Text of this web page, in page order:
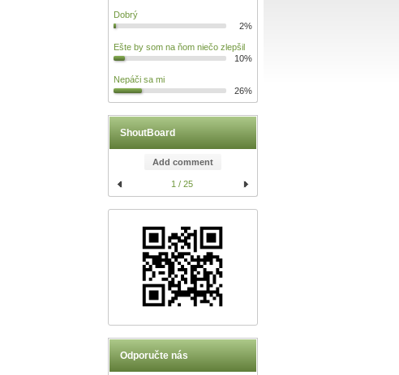
Dobrý
2%
Ešte by som na ňom niečo zlepšil
10%
Nepáči sa mi
26%
ShoutBoard
Add comment
1 / 25
Odporučte nás